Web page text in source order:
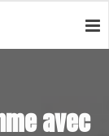
avec